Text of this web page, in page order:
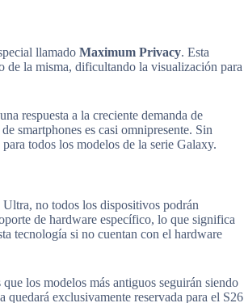
llamado Maximum Privacy. Esta
la misma, dificultando la visualización para
respuesta a la creciente demanda de
smartphones es casi omnipresente. Sin
todos los modelos de la serie Galaxy.
Ultra, no todos los dispositivos podrán
de hardware específico, lo que significa
tecnología si no cuentan con el hardware
los modelos más antiguos seguirán siendo
exclusivamente reservada para el S26